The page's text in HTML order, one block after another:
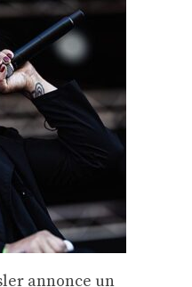
annonce un